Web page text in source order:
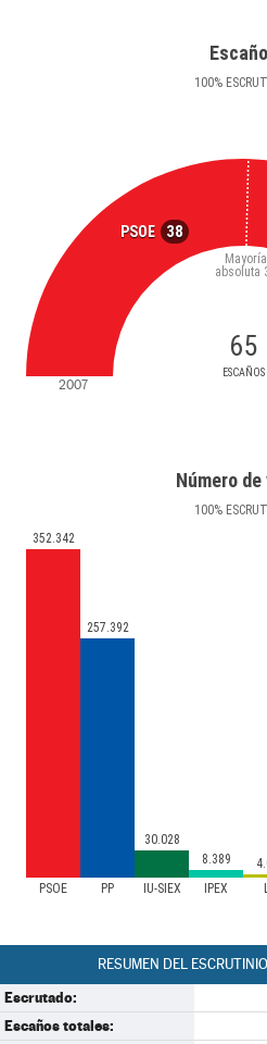
100%
PSOE 38
65
ESCAÑOS
Mayoría
absoluta
2007
Número
100%
PSOE PP IU-SIEX IPEX
352.342
257.392
30.028
8.389
RESUMEN DEL
Escrutado:
Escaños totales: